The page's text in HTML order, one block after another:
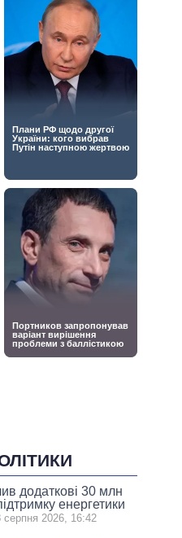
додаткові 30 млн
енергетики
серпня 2026, 16:42